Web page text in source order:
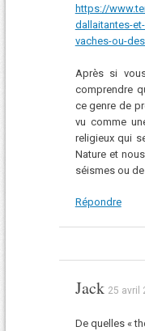
https://
dallaitantes-
vaches-ou-
Après si
comprendre
ce genre de
vu comme
religieux qui
Nature et
séismes ou
Répondre
Jack 25 avril
De quelles «